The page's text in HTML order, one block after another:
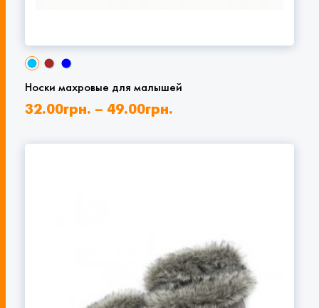
Носки махровые для малышей
32.00грн. – 49.00грн.